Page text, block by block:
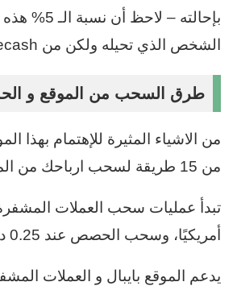
بإحالته – لاحظ
الشخص الذي تحيله ولكن من Freecash نفسه.
طرق السحب من الموقع و الحد
من الاشياء المثيرة للإهتمام بهذا
من 15 طريقة لسحب ارباحك من الموقع .
أمريكيًا، وسحب الحصص عند 0.25 دولارًا أمريكيً
يدعم الموقع بايبال و العملات